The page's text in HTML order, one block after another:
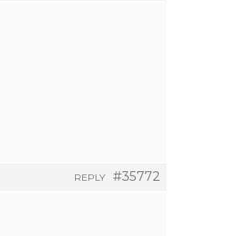
#35772
REPLY